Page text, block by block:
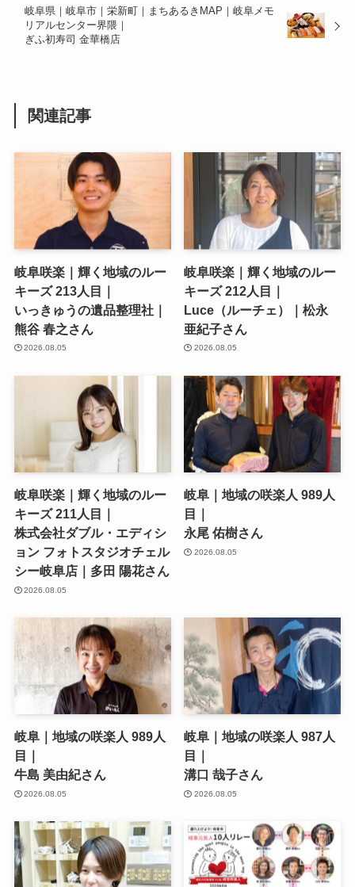
岐阜県｜岐阜市｜栄新町｜まちあるきMAP｜岐阜メモ
リアルセンター界隈｜
ぎふ初寿司 金華橋店
関連記事
岐阜咲楽｜輝く地域のルー
キーズ 213人目｜
いっきゅうの遺品整理社｜
熊谷 春之さん
2026.08.05
岐阜咲楽｜輝く地域のルー
キーズ 212人目｜
Luce（ルーチェ）｜松永
亜紀子さん
2026.08.05
岐阜咲楽｜輝く地域のルー
キーズ 211人目｜
株式会社ダブル・エディシ
ョン フォトスタジオチェル
シー岐阜店｜多田 陽花さん
2026.08.05
岐阜｜地域の咲楽人 989人
目｜
永尾 佑樹さん
2026.08.05
岐阜｜地域の咲楽人 989人
目｜
牛島 美由紀さん
2026.08.05
岐阜｜地域の咲楽人 987人
目｜
溝口 哉子さん
2026.08.05